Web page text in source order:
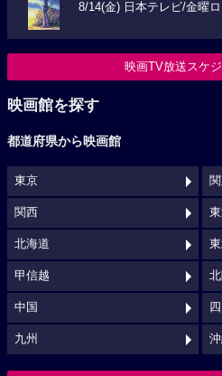
8/14(金) 日本テレビ/金曜
映画TV放送スケ
映画館を探す
都道府県から映画館
東京
関西
北海道
甲信越
中国
九州